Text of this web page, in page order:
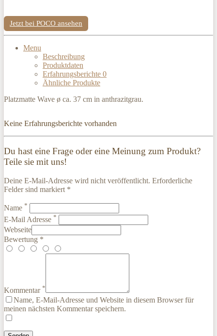
Jetzt bei POCO ansehen
Menu
Beschreibung
Produktdaten
Erfahrungsberichte 0
Ähnliche Produkte
Platzmatte Wave ø ca. 37 cm in anthrazitgrau.
Keine Erfahrungsberichte vorhanden
Du hast eine Frage oder eine Meinung zum Produkt?
Teile sie mit uns!
Deine E-Mail-Adresse wird nicht veröffentlicht. Erforderliche
Felder sind markiert *
Name *
E-Mail Adresse *
Webseite
Bewertung *
Kommentar *
Name, E-Mail-Adresse und Website in diesem Browser für
meinen nächsten Kommentar speichern.